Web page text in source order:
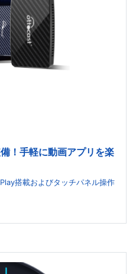
！手軽に動画アプリを楽
搭載およびタッチパネル操作